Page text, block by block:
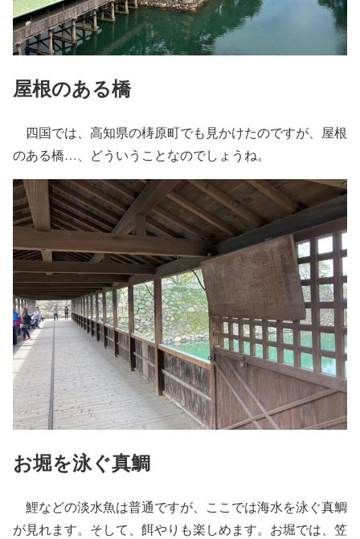
屋根のある橋
四国では、高知県の梼原町でも見かけたのですが、屋根
のある橋…、どういうことなのでしょうね。
お堀を泳ぐ真鯛
鯉などの淡水魚は普通ですが、ここでは海水を泳ぐ真鯛
が見れます。そして、餌やりも楽しめます。お堀では、笠